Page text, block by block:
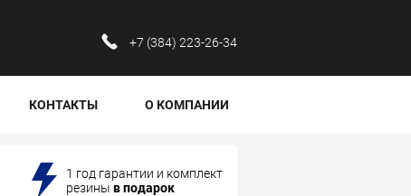
‪+7 (384) 223-26-34‬
КОНТАКТЫ О КОМПАНИИ
1 год гарантии и комплект
резины в подарок